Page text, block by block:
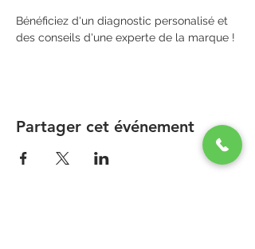
Bénéficiez d'un diagnostic personalisé et
des conseils d'une experte de la marque !
Partager cet événement